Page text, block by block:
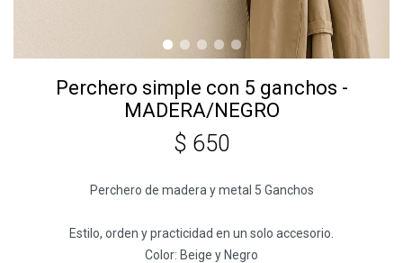
Perchero simple con 5 ganchos -
MADERA/NEGRO
$ 650
Perchero de madera y metal 5 Ganchos
Estilo, orden y practicidad en un solo accesorio.
Color: Beige y Negro